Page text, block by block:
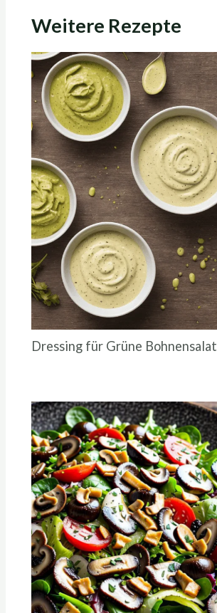
Weitere Rezepte
Dressing für Grüne Bohnensalat